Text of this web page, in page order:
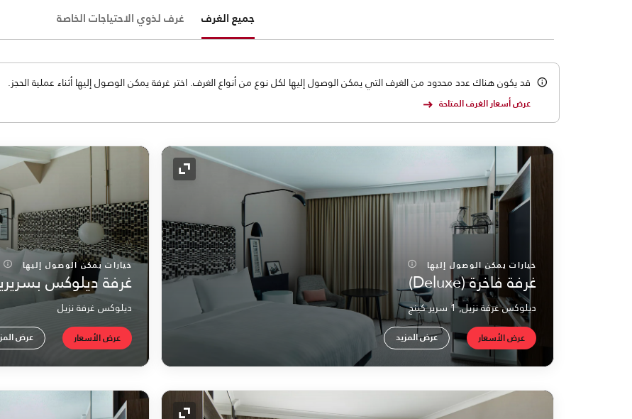
جميع الغرف غرف لذوي الاحتياجات الخاصة
قد يكون هناك عدد محدود من الغرف التي يمكن الوصول إليها لكل نوع من أنواع الغرف. اختر غرفة يمكن الوصول إليها أثناء عملية الحجز.
عرض أسعار الغرف المتاحة
رمز التوسيع
خيارات يمكن الوصول إليها
غرفة فاخرة (Deluxe)
ديلوكس غرفة نزيل, 1 سرير كينج
عرض الأسعار عرض المزيد
خيارات يمكن الوصول إليها
غرفة ديلوكس
ديلوكس غرفة نزيل
عرض الأسعار عرض